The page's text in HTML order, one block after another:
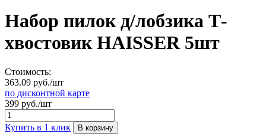
Набор пилок д/лобзика Т-
хвостовик HAISSER 5шт
Стоимость:
363.09 руб./шт
по дисконтной карте
399 руб./шт
Купить в 1 клик В корзину